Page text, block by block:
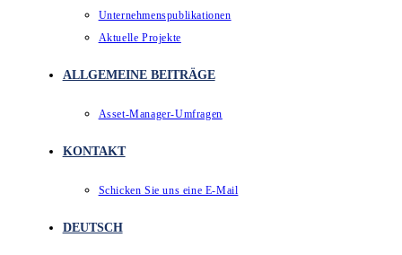
Unternehmenspublikationen
Aktuelle Projekte
ALLGEMEINE BEITRÄGE
Asset-Manager-Umfragen
KONTAKT
Schicken Sie uns eine E-Mail
DEUTSCH